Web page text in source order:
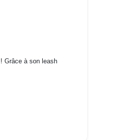
Grâce à son leash